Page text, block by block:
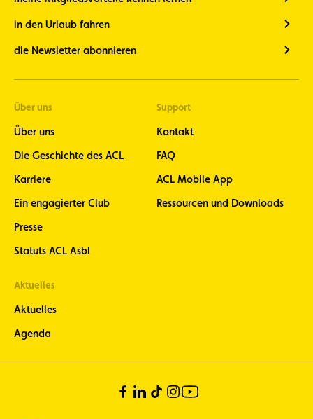
in den Urlaub fahren
die Newsletter abonnieren
Über uns
Über uns
Die Geschichte des ACL
Karriere
Ein engagierter Club
Presse
Statuts ACL Asbl
Support
Kontakt
FAQ
ACL Mobile App
Ressourcen und Downloads
Aktuelles
Aktuelles
Agenda